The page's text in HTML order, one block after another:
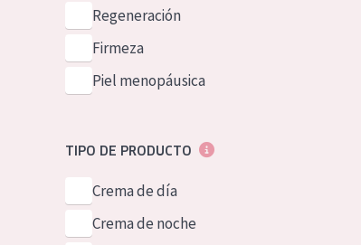
German
Spanish
Greek
Regeneración
Firmeza
Piel menopáusica
TIPO DE PRODUCTO
Crema de día
Crema de noche